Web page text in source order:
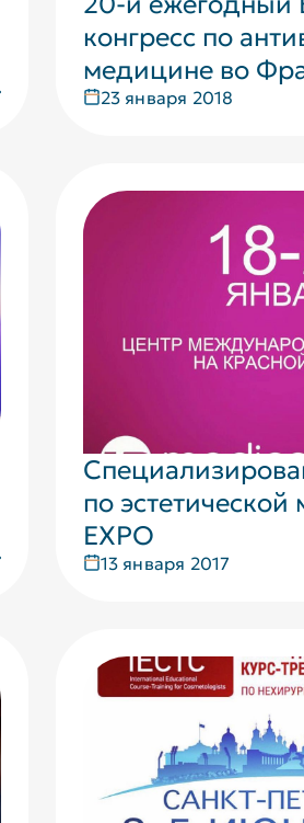
конгресс по
медицине во
23 января 2018
по
EXPO
13 января 2017